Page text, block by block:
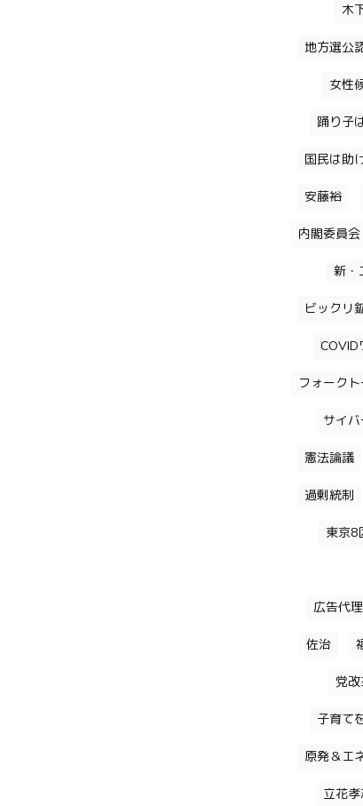
木
地方選公
女性
踊り子
国民は助
安藤裕
内閣委員会
新・
ビックリ
COVID
フォークト
サイ
憲法論議
過剰統制
東京8
広告代
佐治
党
子育て
原発＆エ
立花